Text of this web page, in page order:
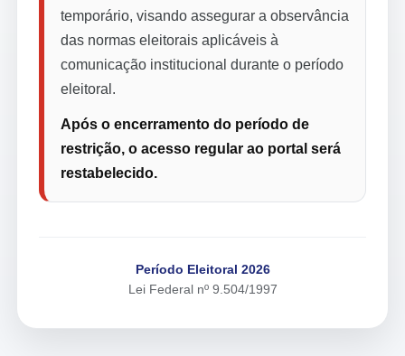
temporário, visando assegurar a observância
das normas eleitorais aplicáveis à
comunicação institucional durante o período
eleitoral.
Após o encerramento do período de
restrição, o acesso regular ao portal será
restabelecido.
Período Eleitoral 2026
Lei Federal nº 9.504/1997